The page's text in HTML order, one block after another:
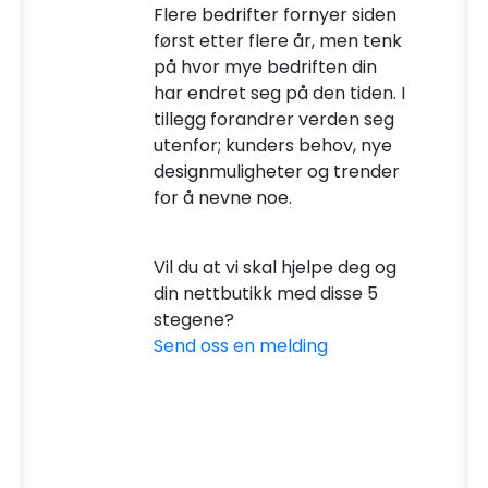
Flere bedrifter fornyer siden
først etter flere år, men tenk
på hvor mye bedriften din
har endret seg på den tiden. I
tillegg forandrer verden seg
utenfor; kunders behov, nye
designmuligheter og trender
for å nevne noe.
Vil du at vi skal hjelpe deg og
din nettbutikk med disse 5
stegene?
Send oss en melding